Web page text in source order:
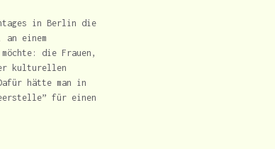
in Berlin die
an einem
die Frauen,
kulturellen
hätte man in
für einen